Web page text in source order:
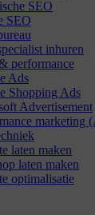
SEO
SEO
inhuren
performance
Ads
Shopping Ads
Advertisement
marketing
laten maken
laten maken
optimalisatie